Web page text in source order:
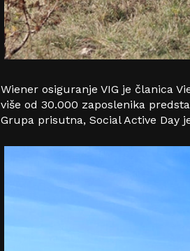
Wiener osiguranje VIG je članica
više od 30.000 zaposlenika
Grupa prisutna, Social Active Day